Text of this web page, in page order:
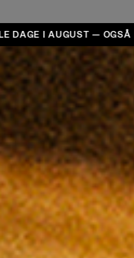
— OGSÅ MANDAGE